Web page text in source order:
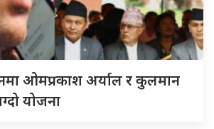
ओमप्रकाश अर्याल र कुलमान
योजना